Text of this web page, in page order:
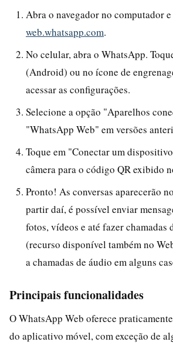
Abra o navegador no computador e
web.whatsapp.com.
No celular, abra o WhatsApp.
(Android) ou no ícone de
acessar as configurações.
Selecione a opção "Aparelhos
"WhatsApp Web" em versões
Toque em "Conectar um
câmera para o código QR exibido
Pronto! As conversas aparecerão
partir daí, é possível enviar
fotos, vídeos e até fazer chamadas
(recurso disponível também no
a chamadas de áudio em alguns
Principais funcionalidades
O WhatsApp Web oferece
do aplicativo móvel, com exceção de